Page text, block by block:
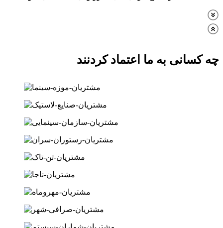
چه کسانی به ما اعتماد کردنند